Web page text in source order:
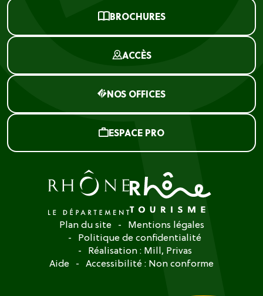
BROCHURES
ACCÈS
NOS OFFICES
ESPACE PRO
Plan du site
Mentions légales
Politique de confidentialité
Réalisation : Mill, Privas
Aide
Accessibilité : Non conforme